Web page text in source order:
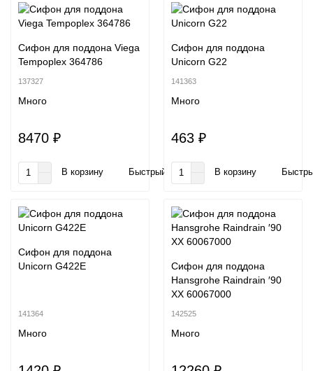
Сифон для поддона Viega
Tempoplex 364786
137327
Много
8470 ₽
В корзину Быстрый заказ
Сифон для поддона
Unicorn G22
141363
Много
463 ₽
В корзину
Сифон для поддона
Unicorn G422E
141364
Много
Сифон для поддона
Hansgrohe Raindrain ′90
XX 60067000
142525
Много